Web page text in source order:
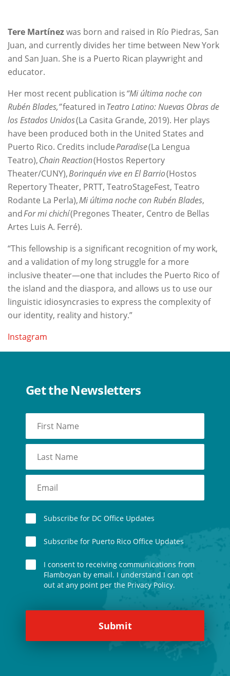
Tere Martínezwas born and raised in Río Piedras, San
Juan, and currently divides her time between New York
and San Juan. She is a Puerto Rican playwright and
educator.
Her most recent publication is“Mi última noche con
Rubén Blades,”featured inTeatro Latino: Nuevas Obras de
los Estados Unidos(La Casita Grande, 2019). Her plays
have been produced both in the United States and
Puerto Rico. Credits includeParadise(La Lengua
Teatro),Chain Reaction(Hostos Repertory
Theater/CUNY),Borinquén vive en El Barrio(Hostos
Repertory Theater, PRTT, TeatroStageFest, Teatro
Rodante La Perla),Mi última noche con Rubén Blades,
andFor mi chichí(Pregones Theater, Centro de Bellas
Artes Luis A. Ferré).
“This fellowship is a significant recognition of my work,
and a validation of my long struggle for a more
inclusive theater—one that includes the Puerto Rico of
the island and the diaspora, and allows us to use our
linguistic idiosyncrasies to express the complexity of
our identity, reality and history.”
Instagram
Get the Newsletters
Subscribe for DC Office Updates
Subscribe for Puerto Rico Office Updates
I consent to receiving communications from
Flamboyan by email. I understand I can opt
out at any point per the Privacy Policy.